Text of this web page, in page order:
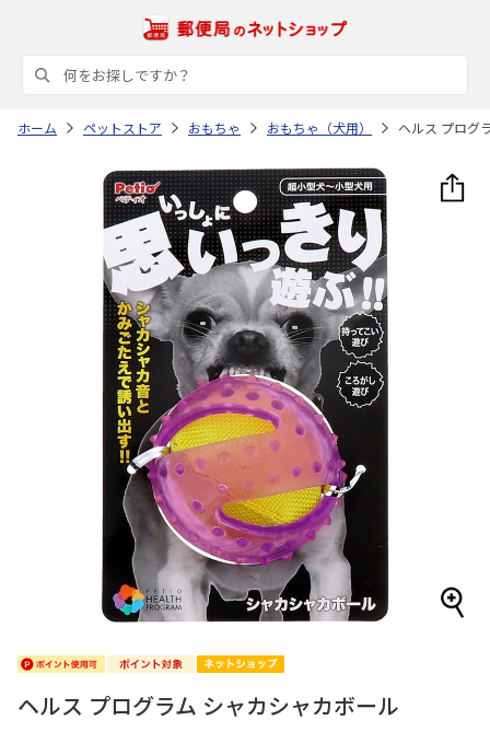
ホーム ペットストア おもちゃ おもちゃ（犬用） ヘルス プログ
ヘルス プログラム シャカシャカボール